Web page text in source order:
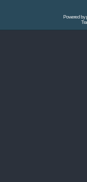
Powered by